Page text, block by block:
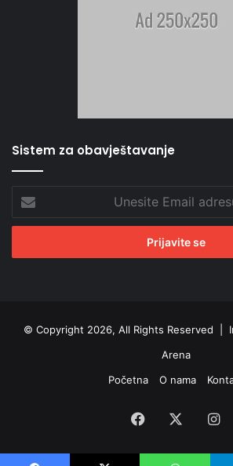
Sistem za obavještavanje
Email
adresu
© Copyright 2026, All Rights Reserved |
Arena
Početna
O nama
Facebook